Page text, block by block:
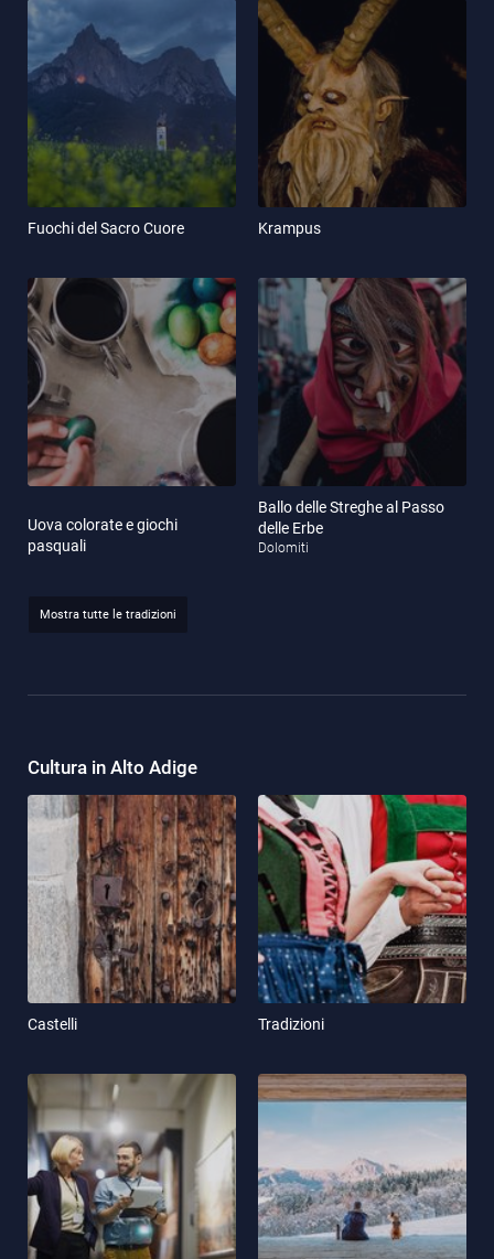
Fuochi del Sacro Cuore Krampus
Uova colorate e giochi
pasquali
Ballo delle Streghe al Passo
delle Erbe
Dolomiti
Mostra tutte le tradizioni
Cultura in Alto Adige
Castelli Tradizioni